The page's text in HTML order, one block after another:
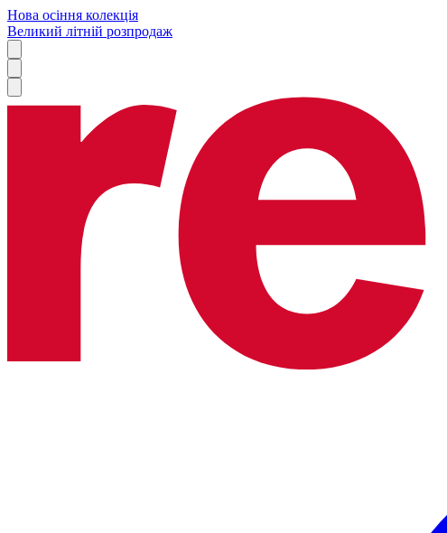
Нова осіння колекція
Великий літній розпродаж